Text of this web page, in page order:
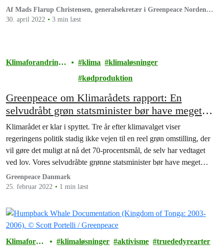
organisationer.
Af Mads Flarup Christensen, generalsekretær i Greenpeace Norden,
Maria Reumert Gjerding, præsident Danmarks
Ekman, Direktør i Rådet for Grøn Omstilling, Kirstine Lund
Christiansen, forperson for Klimabevægelsen, Britta Riis, Direktør i
Dyrenes Beskyttelse og Frederik Madsen, sekretariatschef i
30. april 2022 3 min læst
Klimaforandringe
klima
klimaløsninger
kødproduktion
Greenpeace om Klimarådets rapport: En
selvudråbt grøn statsminister bør have meget
røde ører lige nu
Klimarådet er klar i spyttet. Tre år efter klimavalget viser
regeringens politik stadig ikke vejen til en reel grøn omstilling, der
vil gøre det muligt at nå det 70-procentsmål, de selv har vedtaget
ved lov. Vores selvudråbte grønne statsminister bør have meget
røde ører lige nu.
Greenpeace Danmark
25. februar 2022
1 min læst
Klimaforan
klimaløsninger aktivisme
truededyrearter